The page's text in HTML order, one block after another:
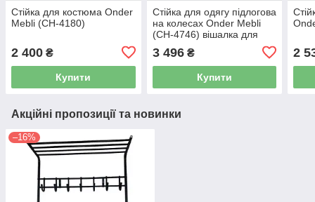
Стійка для костюма Onder
Mebli (CH-4180)
2 400 ₴
Купити
Стійка для одягу підлогова
на колесах Onder Mebli
(CH-4746) вішалка для
3 496₴
Купити
2
Акційні пропозиції та новинки
–16%